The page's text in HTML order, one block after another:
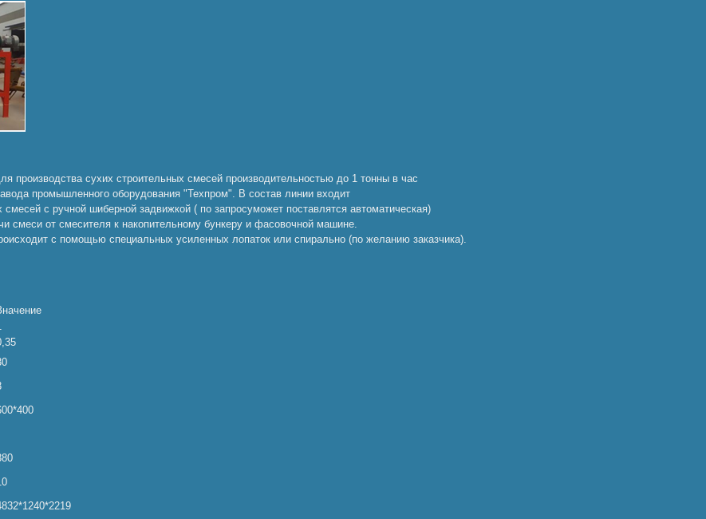
производства сухих строительных смесей производительностью до 1 тонны в час
промышленного оборудования "Техпром". В состав линии входит
с ручной шиберной задвижкой ( по запросуможет поставлятся автоматическая)
смеси от смесителя к накопительному бункеру и фасовочной машине.
с помощью специальных усиленных лопаток или спирально (по желанию заказчика).